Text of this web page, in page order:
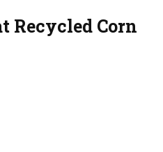
Recycled Corn